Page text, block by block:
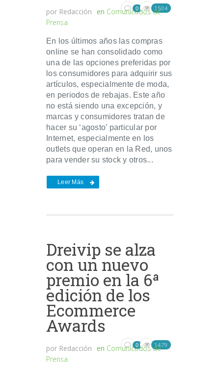
por Redacción en Comunicados de
Prensa
0 1504
En los últimos años las compras
online se han consolidado como
una de las opciones preferidas por
los consumidores para adquirir sus
artículos, especialmente de moda,
en periodos de rebajas. Este año
no está siendo una excepción, y
marcas y consumidores tratan de
hacer su ‘agosto’ particular por
Internet, especialmente en los
outlets que operan en la Red, unos
para vender su stock y otros...
Leer Más
Dreivip se alza
con un nuevo
premio en la 6ª
edición de los
Ecommerce
Awards
por Redacción en Comunicados de
Prensa
0 1479